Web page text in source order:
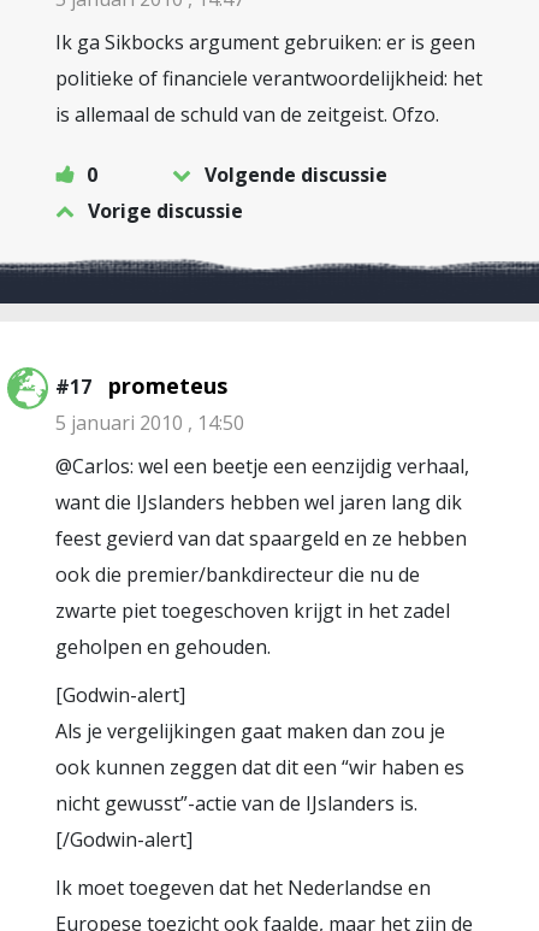
Ik ga Sikbocks argument gebruiken: er is geen
politieke of financiele verantwoordelijkheid: het
is allemaal de schuld van de zeitgeist. Ofzo.
0
Volgende discussie
Vorige discussie
#17 prometeus
5 januari 2010 , 14:50
@Carlos: wel een beetje een eenzijdig verhaal,
want die IJslanders hebben wel jaren lang dik
feest gevierd van dat spaargeld en ze hebben
ook die premier/bankdirecteur die nu de
zwarte piet toegeschoven krijgt in het zadel
geholpen en gehouden.
[Godwin-alert]
Als je vergelijkingen gaat maken dan zou je
ook kunnen zeggen dat dit een “wir haben es
nicht gewusst”-actie van de IJslanders is.
[/Godwin-alert]
Ik moet toegeven dat het Nederlandse en
Europese toezicht ook faalde, maar het zijn de